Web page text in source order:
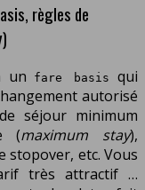
règles de
un fare basis
qui
autorisé
séjour minimum
(maximum stay),
stopover, etc. Vous
très attractif …